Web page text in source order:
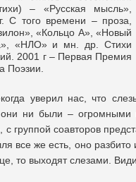
– «Русская мысль»,
С того времени – проза,
«Кольцо А», «Новый
«НЛО» и мн. др. Стихи
2001 г – Первая Премия
Поэзии.
уверил нас, что
ни были –
с группой соавторов
все же есть, оно разбито
то выходят слезами.